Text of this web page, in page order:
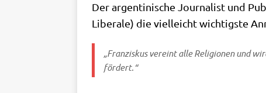
Der argen­ti­ni­sche Jour­na­list und
Libe­ra­le) die viel­leicht wich­tig­ste
„Fran­zis­kus ver­eint alle Reli­gio­nen und
fördert.“